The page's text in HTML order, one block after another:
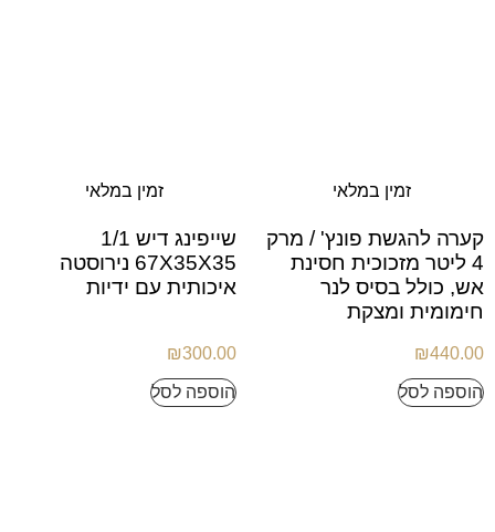
זמין במלאי
קערה להגשת פונץ' / מרק
4 ליטר מזכוכית חסינת
אש, כולל בסיס לנר
חימומית ומצקת
₪440.00
הוספה לסל
זמין במלאי
שייפינג דיש 1/1
67X35X35 נירוסטה
איכותית עם ידיות
₪300.00
הוספה לסל